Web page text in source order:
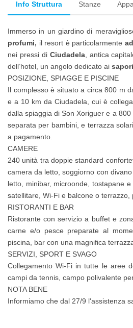
Info Struttura Stanze
Immerso in un giardino di
profumi, il resort è particolarmente
nei pressi di Ciudadela, antica
dell’hotel, un angolo dedicato ai
POSIZIONE, SPIAGGE E PISCINE
Il complesso è situato a circa 800 m
e a 10 km da Ciudadela, cui è
dalla spiaggia di Son Xoriguer e a
separata per bambini, e terrazza
a pagamento.
CAMERE
240 unità tra doppie standard
camera da letto, soggiorno con
letto, minibar, microonde, tostapane
satellitare, Wi‑Fi e balcone o
RISTORANTI E BAR
Ristorante con servizio a buffet e
carne e/o pesce preparate al
piscina, bar con una magnifica
SERVIZI, SPORT E SVAGO
Collegamento Wi-Fi in tutte le aree
campi da tennis, campo polivalente
NOTA BENE
Informiamo che dal 27/9 l'assistenza